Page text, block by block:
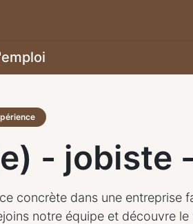
- jobiste
concrète dans une entreprise
notre équipe et découvre